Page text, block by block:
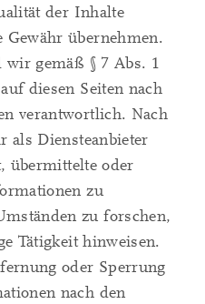
der Inhalte
übernehmen.
gemäß § 7 Abs. 1
diesen Seiten nach
verantwortlich. Nach
als Diensteanbieter
übermittelte oder
zu
zu forschen,
Tätigkeit hinweisen.
oder Sperrung
nach den